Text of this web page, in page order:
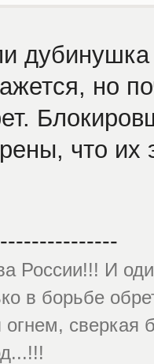
но
что их
России!!! И
в борьбе
огнем, сверкая